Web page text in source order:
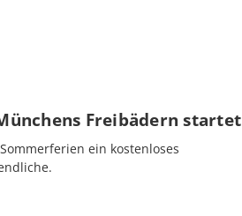
Freibädern startet
ein kostenloses